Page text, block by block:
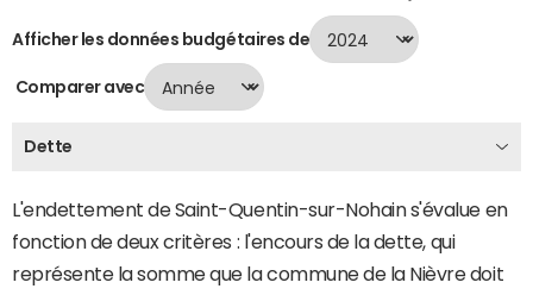
Afficher les données budgétaires de
Comparer avec
Dette
L'endettement de Saint-Quentin-sur-Nohain s'évalue en
fonction de deux critères : l'encours de la dette, qui
représente la somme que la commune de la Nièvre doit